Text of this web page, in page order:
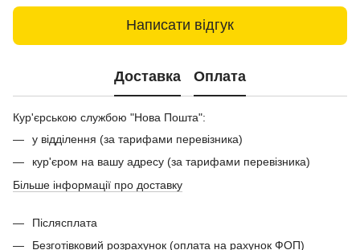
Написати відгук
Доставка Оплата
Кур'єрською службою "Нова Пошта":
у відділення (за тарифами перевізника)
кур'єром на вашу адресу (за тарифами перевізника)
Більше інформації про доставку
Післясплата
Безготівковий розрахунок (оплата на рахунок ФОП)